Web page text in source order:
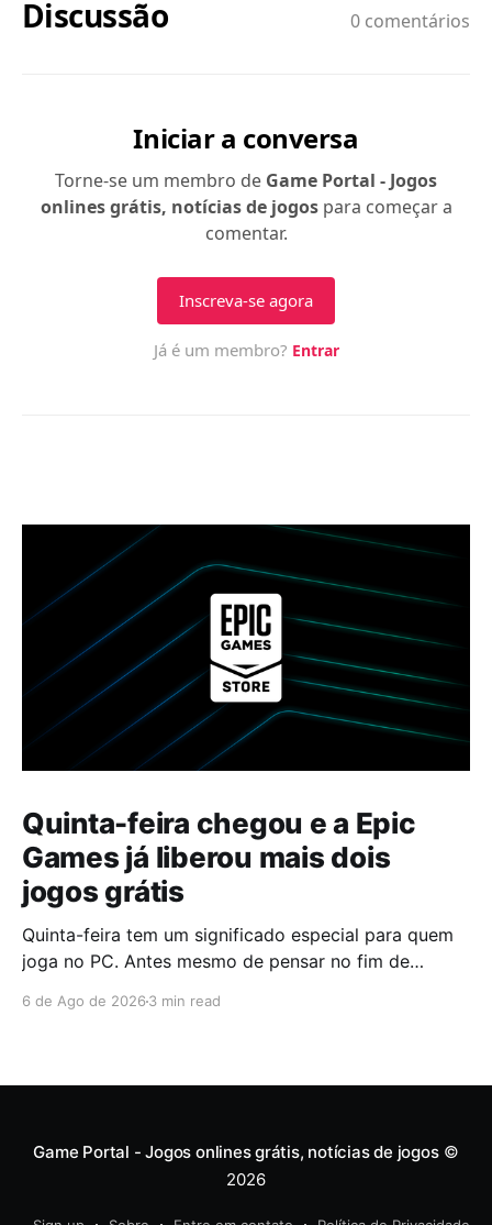
Quinta-feira chegou e a Epic
Games já liberou mais dois
jogos grátis
Quinta-feira tem um significado especial para quem
joga no PC. Antes mesmo de pensar no fim de
descobrir quais serão os próximos jogos a entrar na
6 de Ago de 2026 3 min read
Game Portal - Jogos onlines grátis, notícias de jogos©
2026